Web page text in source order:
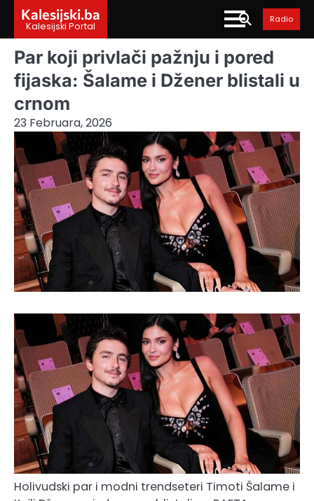
content
Kalesijski.ba
Kalesijski Portal
Radio
Par koji privlači pažnju i pored
fijaska: Šalame i Džener blistali u
crnom
23 Februara, 2026
Holivudski par i modni trendseteri Timoti Šalame i